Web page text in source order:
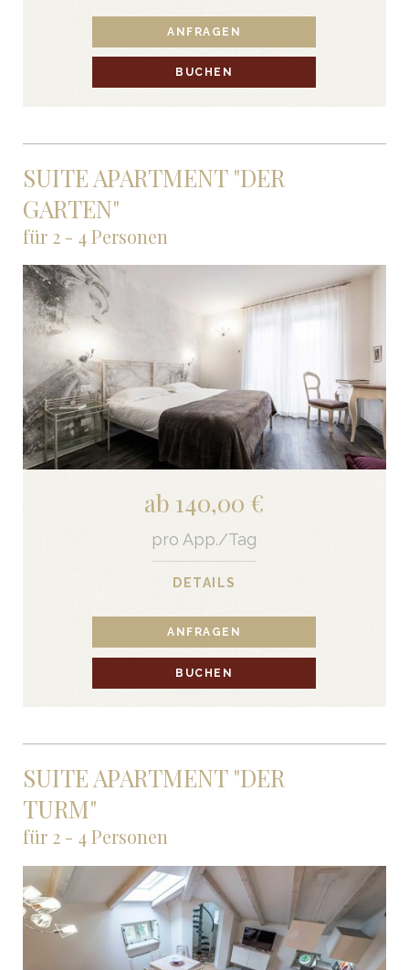
ANFRAGEN
BUCHEN
SUITE APARTMENT "DER
GARTEN"
für 2 - 4 Personen
ab 140,00 €
pro App./Tag
DETAILS
ANFRAGEN
BUCHEN
SUITE APARTMENT "DER
TURM"
für 2 - 4 Personen